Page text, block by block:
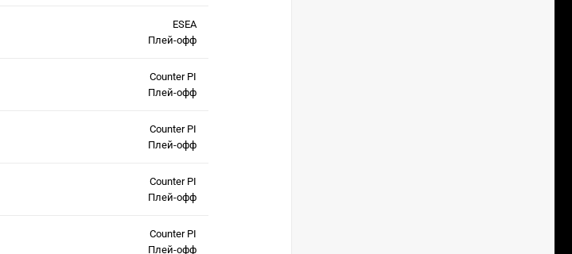
ESEA
Плей-офф
Counter PI
Плей-офф
Counter PI
Плей-офф
Counter PI
Плей-офф
Counter PI
Плей-офф